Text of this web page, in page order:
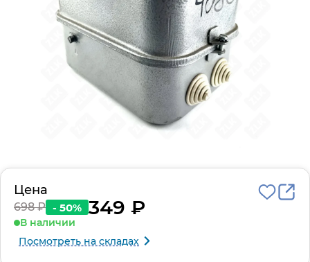
Цена
698 ₽ - 50% 349 ₽
В наличии
Посмотреть на складах